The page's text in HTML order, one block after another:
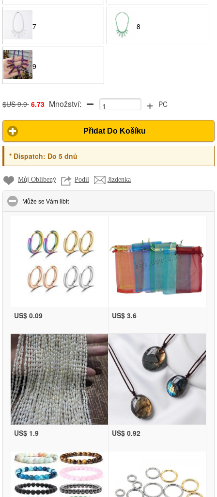
7 8
9
$US 9.9 6.73 Množství: + PC
Přidat Do Košíku
*Dispatch: Do 5 dnů
Můj Oblíbený Podíl Jízdenka
Může se Vám líbitclick to collapse contents
US$ 0.09 US$ 3.6
US$ 1.9 US$ 0.92